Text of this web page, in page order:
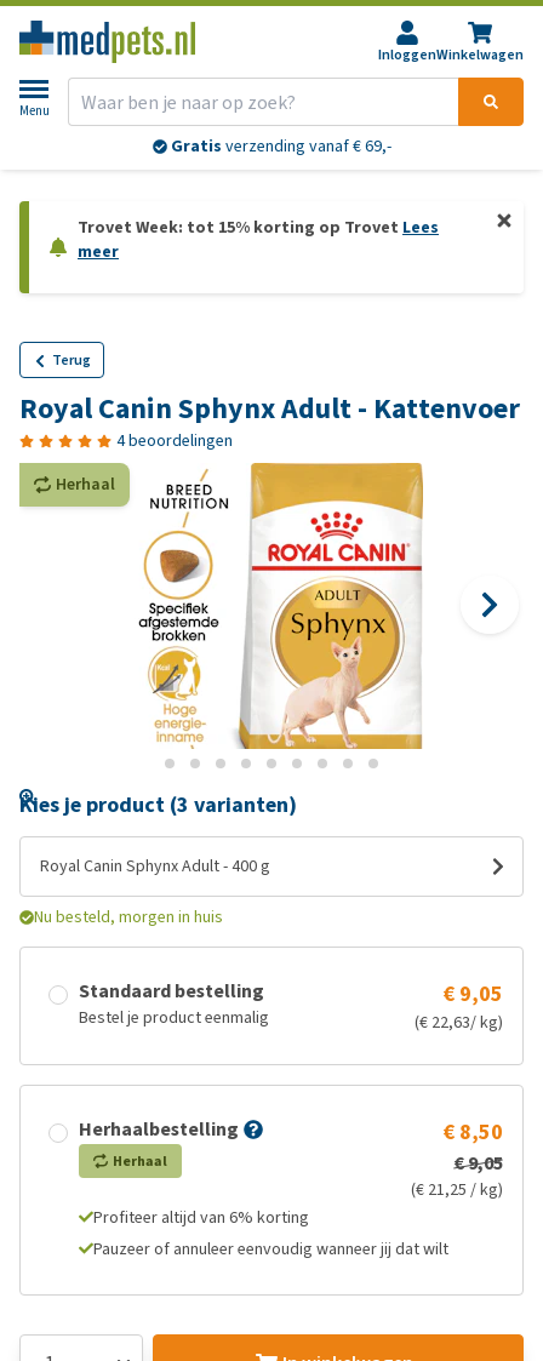
InloggenWinkelwagen
Menu
Gratis verzending vanaf € 69,-
Trovet Week: tot 15% korting op Trovet Lees
meer
Terug
Royal Canin Sphynx Adult - Kattenvoer
4 beoordelingen
Herhaal
Kies je product (3 varianten)
Royal Canin Sphynx Adult - 400 g
Nu besteld, morgen in huis
Standaard bestelling
Bestel je product eenmalig
€ 9,05
(€ 22,63/ kg)
Herhaalbestelling
Herhaal
€ 8,50
€ 9,05
(€ 21,25 / kg)
Profiteer altijd van 6% korting
Pauzeer of annuleer eenvoudig wanneer jij dat wilt